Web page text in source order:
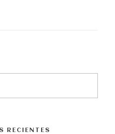
RECIENTES